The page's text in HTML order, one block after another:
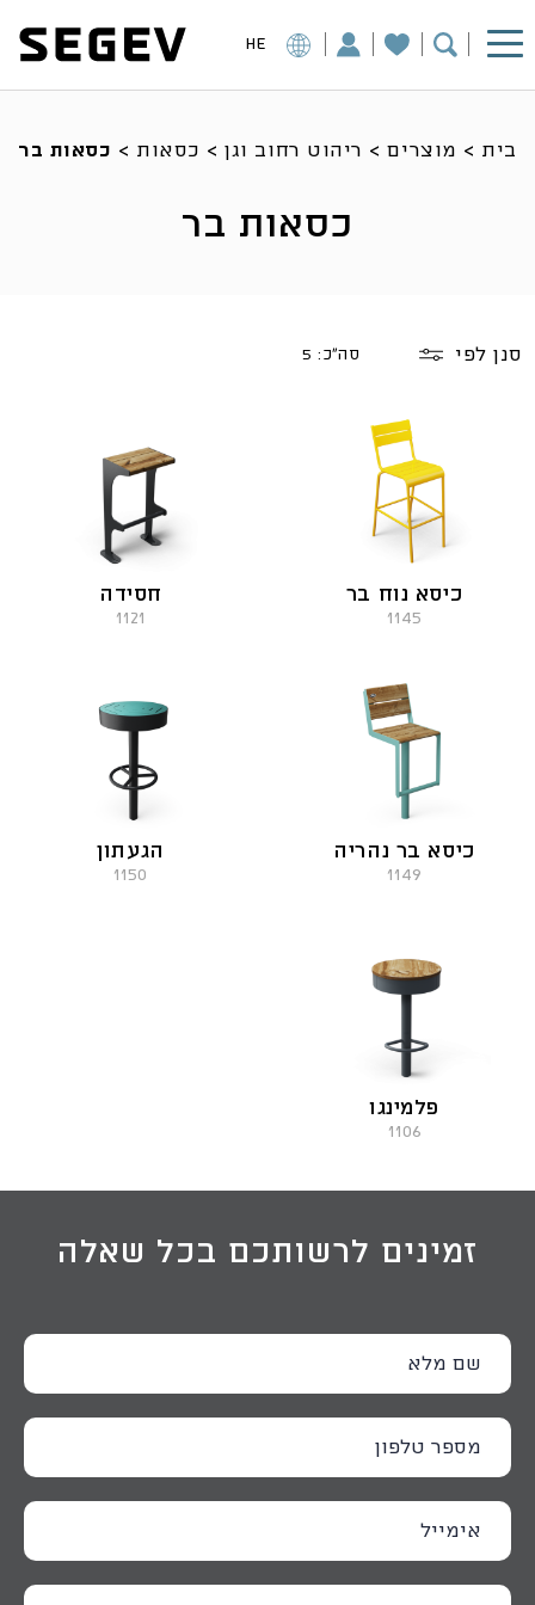
HE
בית > מוצרים> ריהוט רחוב וגן> כסאות > כסאות בר
כסאות בר
סנן לפי סה"כ: 5
כיסא נוח בר
1145
חסידה
1121
כיסא בר נהריה
1149
הגעתון
1150
פלמינגו
1106
זמינים לרשותכם בכל שאלה